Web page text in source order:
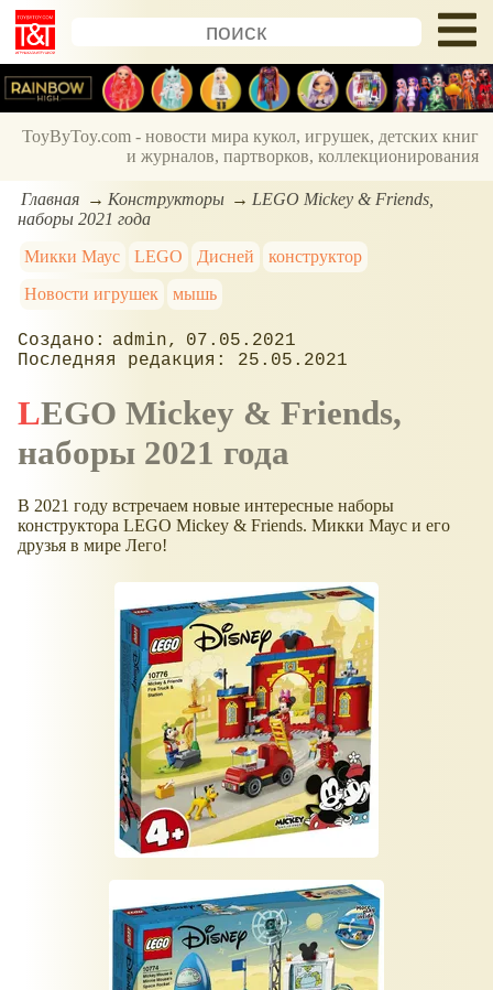
ToyByToy.com - новости мира кукол, игрушек, детских книг
и журналов, партворков, коллекционирования
Главная Конструкторы
LEGO Mickey & Friends,
наборы 2021 года
Микки Маус
LEGO Дисней
конструктор
Новости игрушек
мышь
admin
07.05.2021
25.05.2021
LEGO Mickey & Friends,
наборы 2021 года
В 2021 году встречаем новые интересные наборы
конструктора LEGO Mickey & Friends. Микки Маус и его
друзья в мире Лего!